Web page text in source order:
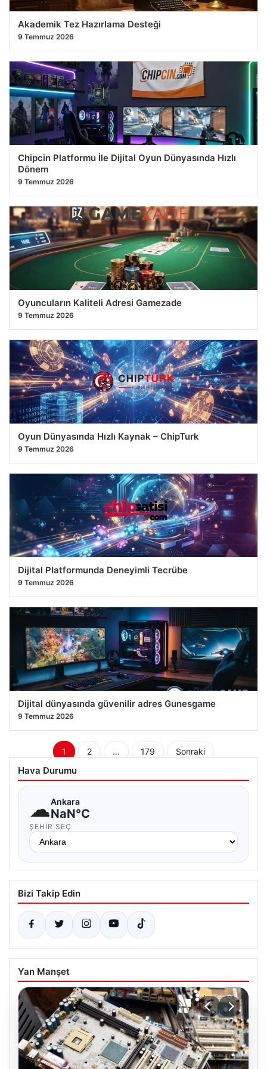
Akademik Tez Hazırlama Desteği
9 Temmuz 2026
Chipcin Platformu İle Dijital Oyun Dünyasında Hızlı
Dönem
9 Temmuz 2026
Oyuncuların Kaliteli Adresi Gamezade
9 Temmuz 2026
Oyun Dünyasında Hızlı Kaynak – ChipTurk
9 Temmuz 2026
Dijital Platformunda Deneyimli Tecrübe
9 Temmuz 2026
Dijital dünyasında güvenilir adres Gunesgame
9 Temmuz 2026
Yazı
sayfalaması
1 2 … 179 Sonraki
Hava Durumu
☁Ankara
NaN°C
ŞEHIR SEÇ
Bizi Takip Edin
Yan Manşet